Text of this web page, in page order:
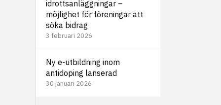
idrottsanläggningar –
möjlighet för föreningar att
söka bidrag
3 februari 2026
Ny e-utbildning inom
antidoping lanserad
30 januari 2026